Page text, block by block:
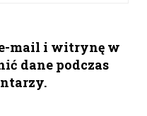
e-mail i witrynę w
dane podczas